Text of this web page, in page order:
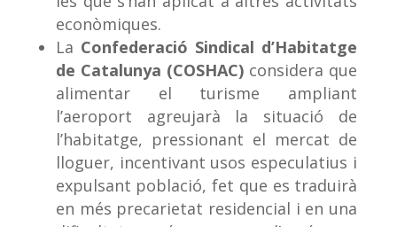
econòmiques.
La ​​​​​​​ Confederació Sindical d’Habitatge
de Catalunya (COSHAC) considera que
alimentar el turisme ampliant
l’aeroport agreujarà la situació de
l’habitatge, pressionant el mercat de
lloguer, incentivant usos especulatius i
expulsant població, fet que es traduirà
en més precarietat residencial i en una